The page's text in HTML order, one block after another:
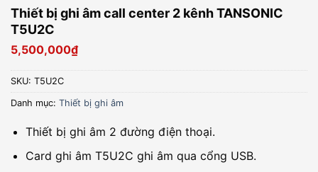
Thiết bị ghi âm call center 2 kênh TANSONIC
T5U2C
5,500,000₫
SKU: T5U2C
Danh mục: Thiết bị ghi âm
Thiết bị ghi âm 2 đường điện thoại.
Card ghi âm T5U2C ghi âm qua cổng USB.